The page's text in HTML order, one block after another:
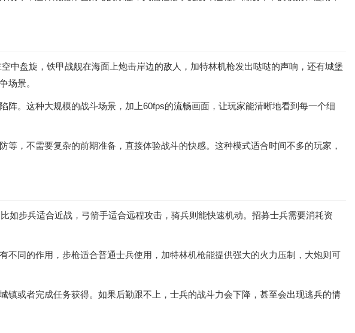
中盘旋，铁甲战舰在海面上炮击岸边的敌人，加特林机枪发出哒哒的声响，还有城堡
场景。
。这种大规模的战斗场景，加上60fps的流畅画面，让玩家能清晰地看到每一个细
，不需要复杂的前期准备，直接体验战斗的快感。这种模式适合时间不多的玩家，
如步兵适合近战，弓箭手适合远程攻击，骑兵则能快速机动。招募士兵需要消耗资
同的作用，步枪适合普通士兵使用，加特林机枪能提供强大的火力压制，大炮则可
或者完成任务获得。如果后勤跟不上，士兵的战斗力会下降，甚至会出现逃兵的情